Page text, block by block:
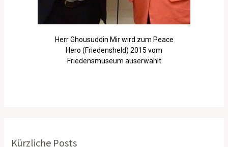
Herr Ghousuddin Mir wird zum Peace
Hero (Friedensheld) 2015 vom
Friedensmuseum auserwählt
Kürzliche Posts